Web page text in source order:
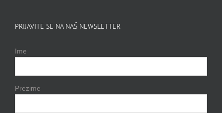
PRIJAVITE SE NA NAŠ NEWSLETTER
Ime
Prezime